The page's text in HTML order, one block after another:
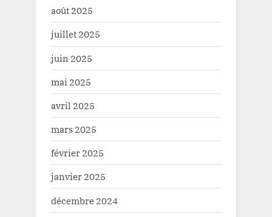
août 2025
juillet 2025
juin 2025
mai 2025
avril 2025
mars 2025
février 2025
janvier 2025
décembre 2024